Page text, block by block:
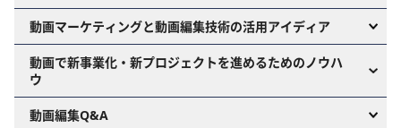
動画マーケティングと動画編集技術の活用アイディア
動画で新事業化・新プロジェクトを進めるためのノウハ
ウ
動画編集Q&A